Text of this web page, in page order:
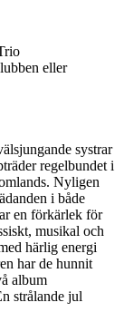
eller
systrar
regelbundet i
Nyligen
i både
en förkärlek för
musikal och
härlig energi
har de hunnit
album
strålande jul